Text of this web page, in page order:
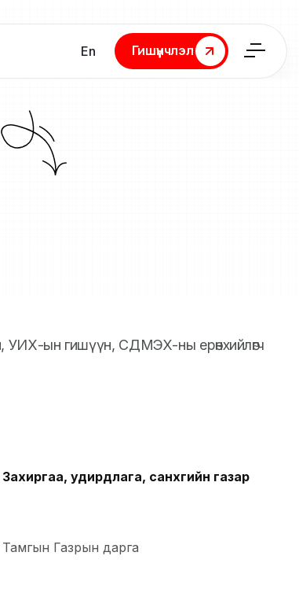
En
Гишүүнчлэл
Гишүүнчлэл
УИХ-ын гишүүн, СДМЭХ-ны ерөнхийлөгч
удирдлага, санхүүгийн газар
Тамгын Газрын дарга